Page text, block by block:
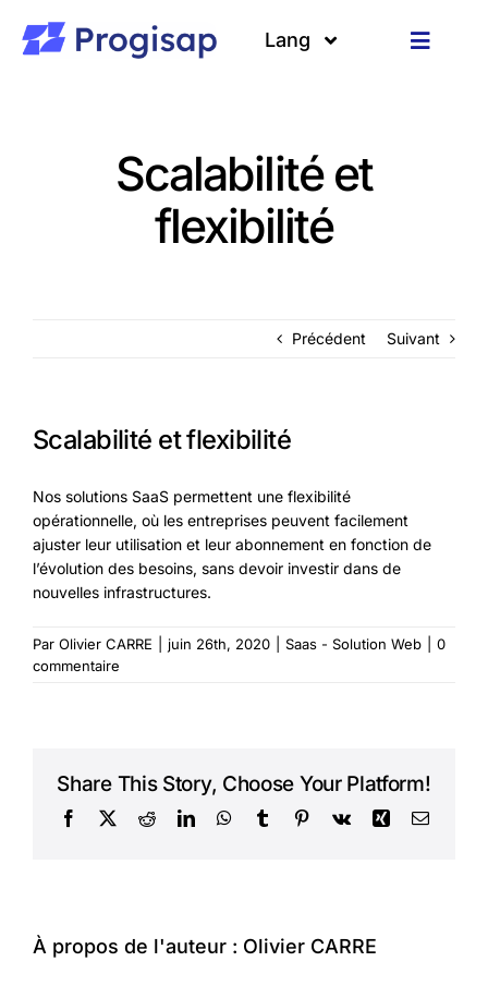
contenu
Toggle
Lang
Scalabilité et
flexibilité
Précédent Suivant
Scalabilité et flexibilité
Nos solutions SaaS permettent une flexibilité
opérationnelle, où les entreprises peuvent facilement
ajuster leur utilisation et leur abonnement en fonction de
l’évolution des besoins, sans devoir investir dans de
nouvelles infrastructures.
Par Olivier CARRE juin 26th, 2020 Saas - Solution Web
0
commentaire
Share This Story, Choose Your Platform!
Facebook
X RedditLinkedInWhatsApp
TumblrPinterest
Vk Xing Courriel
À propos de l'auteur : Olivier CARRE